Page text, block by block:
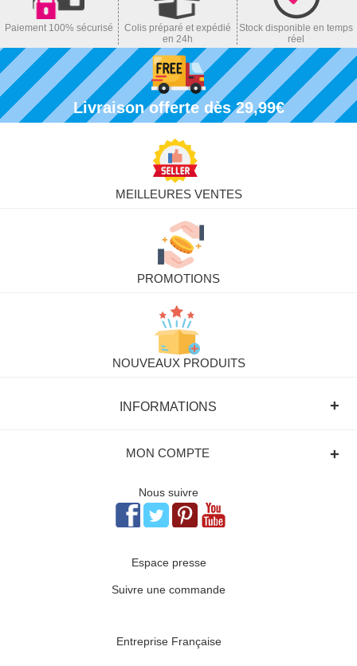
Paiement 100% sécurisé
Colis préparé et expédié
en 24h
Stock disponible en temps
réel
Livraison offerte dès 29,99€
MEILLEURES VENTES
PROMOTIONS
NOUVEAUX PRODUITS
+
INFORMATIONS
+
MON COMPTE
Nous suivre
Espace presse
Suivre une commande
Entreprise Française